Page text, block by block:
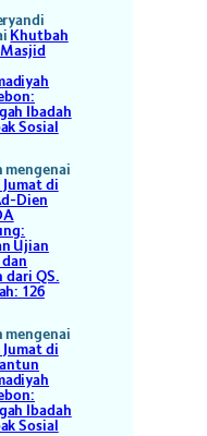
Khutbah
Ibadah
Sosial
mengenai
di
Dien
Ujian
dari QS.
126
mengenai
di
Ibadah
Sosial